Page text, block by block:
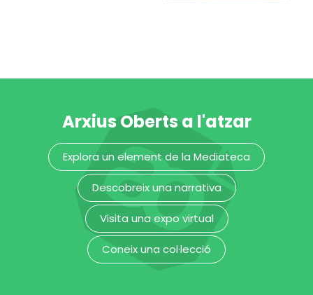
4a Mostra de
Video
Independent
Museu del Disseny de Barcelona
5è Festival de
poesia de Sant
Cugat
Arxius Oberts a l'atzar
Explora un element de la Mediateca
Descobreix una narrativa
Visita una expo virtual
Coneix una col·lecció